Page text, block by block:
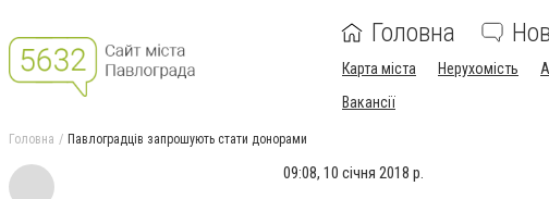
Головна
Карта міста Нерухомість
Вакансії
Головна Павлоградців запрошують стати донорами
09:08, 10 січня 2018 р.